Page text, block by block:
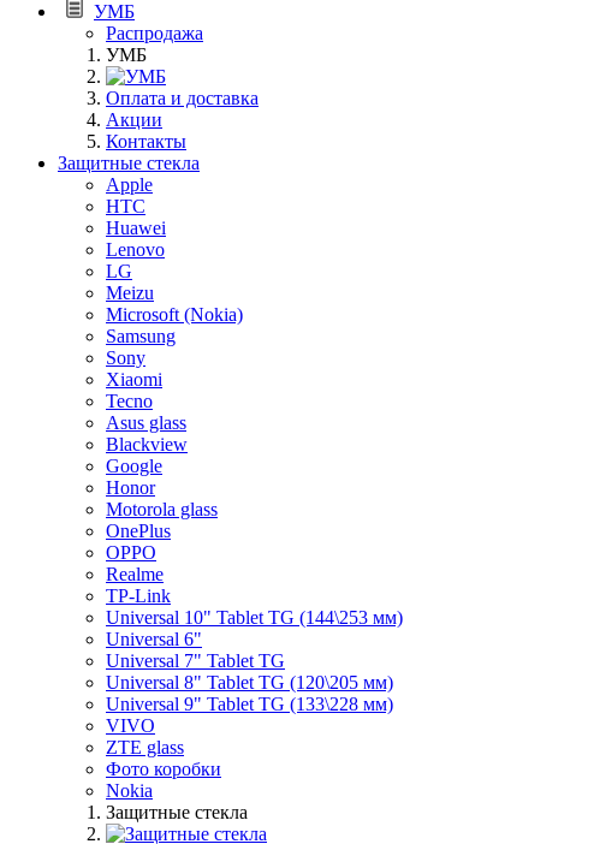
УМБ
Распродажа
УМБ
Оплата и доставка
Акции
Контакты
Защитные стекла
Apple
HTC
Huawei
Lenovo
LG
Meizu
Microsoft (Nokia)
Samsung
Sony
Xiaomi
Tecno
Asus glass
Blackview
Google
Honor
Motorola glass
OnePlus
OPPO
Realme
TP-Link
Universal 10" Tablet TG (144\253 мм)
Universal 6"
Universal 7" Tablet TG
Universal 8" Tablet TG (120\205 мм)
Universal 9" Tablet TG (133\228 мм)
VIVO
ZTE glass
Фото коробки
Nokia
Защитные стекла